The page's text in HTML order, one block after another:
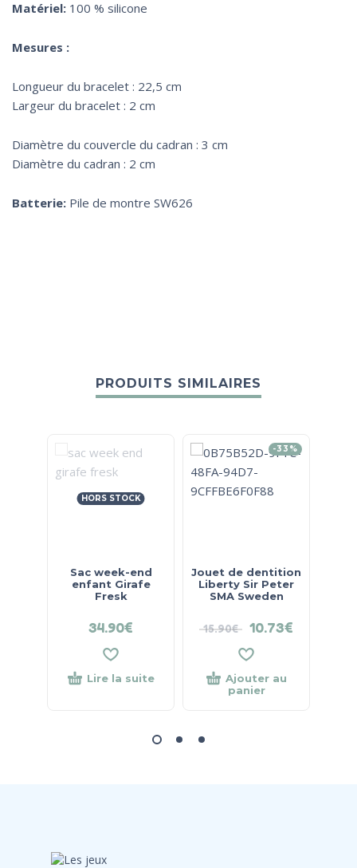
Matériel: 100 % silicone
Mesures :
Longueur du bracelet : 22,5 cm
Largeur du bracelet : 2 cm
Diamètre du couvercle du cadran : 3 cm
Diamètre du cadran : 2 cm
Batterie: Pile de montre SW626
PRODUITS SIMILAIRES
HORS STOCK
Sac week-end
enfant Girafe
Fresk
34.90€
Lire la suite
-33%
Jouet de dentition
Liberty Sir Peter
SMA Sweden
15.90€ 10.73€
Ajouter au
panier